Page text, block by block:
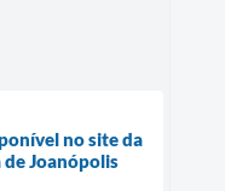
no site da
Joanópolis